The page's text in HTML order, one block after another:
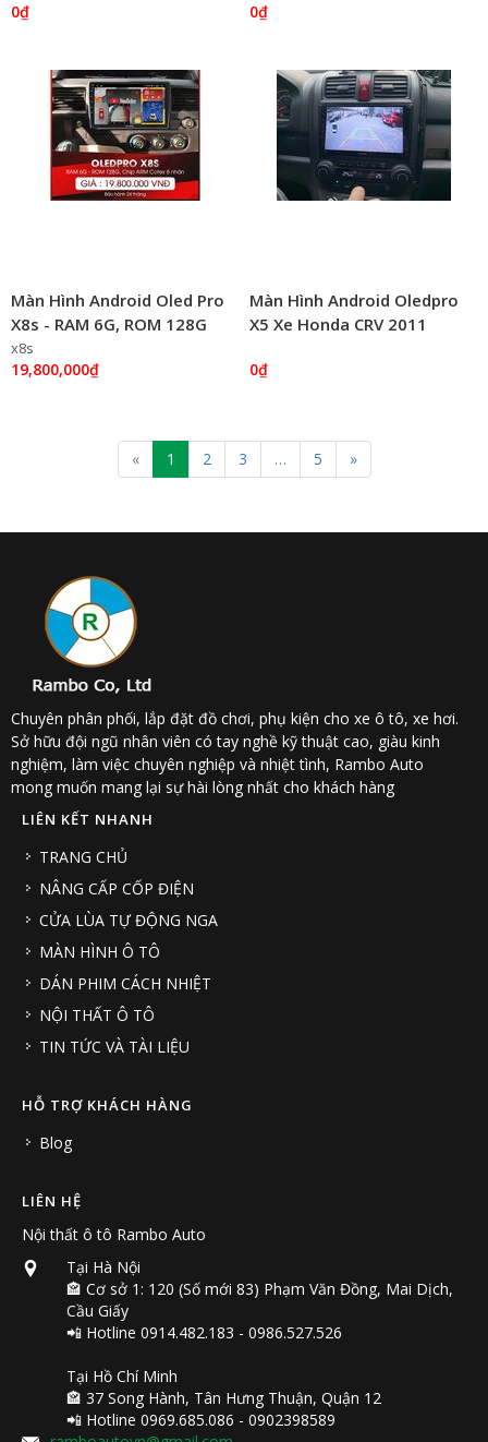
0₫
Qled
0₫
Màn Hình Android Oled Pro
X8s - RAM 6G, ROM 128G
Sim 5G Siêu Khủng
x8s
19,800,000₫
Màn Hình Android Oledpro
X5 Xe Honda CRV 2011
0₫
« 1 2 3 … 5 »
Chuyên phân phối, lắp đặt đồ chơi, phụ kiện cho xe ô tô, xe hơi.
Sở hữu đội ngũ nhân viên có tay nghề kỹ thuật cao, giàu kinh
nghiệm, làm việc chuyên nghiệp và nhiệt tình, Rambo Auto
mong muốn mang lại sự hài lòng nhất cho khách hàng
LIÊN KẾT NHANH
TRANG CHỦ
NÂNG CẤP CỐP ĐIỆN
CỬA LÙA TỰ ĐỘNG NGA
MÀN HÌNH Ô TÔ
DÁN PHIM CÁCH NHIỆT
NỘI THẤT Ô TÔ
TIN TỨC VÀ TÀI LIỆU
HỖ TRỢ KHÁCH HÀNG
Blog
LIÊN HỆ
Nội thất ô tô Rambo Auto
Tại Hà Nội
🏤 Cơ sở 1: 120 (Số mới 83) Phạm Văn Đồng, Mai Dịch,
Cầu Giấy
📲 Hotline 0914.482.183 - 0986.527.526
Tại Hồ Chí Minh
🏤 37 Song Hành, Tân Hưng Thuận, Quận 12
📲 Hotline 0969.685.086 - 0902398589